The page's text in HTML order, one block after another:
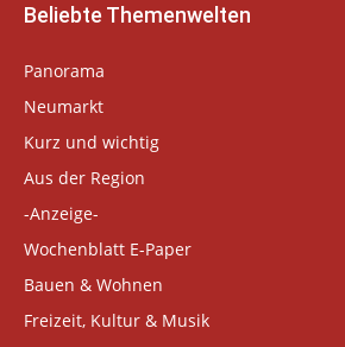
Beliebte Themenwelten
Panorama
Neumarkt
Kurz und wichtig
Aus der Region
-Anzeige-
Wochenblatt E-Paper
Bauen & Wohnen
Freizeit, Kultur & Musik